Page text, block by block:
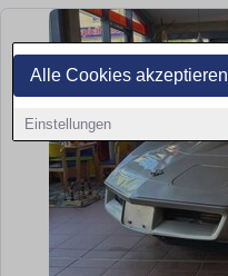
Alle Cookies akzeptieren
Einstellungen